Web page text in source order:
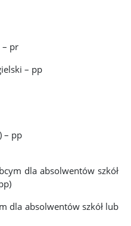
– pr
– pp
– pp
dla absolwentów szkół
dla absolwentów szkół lub